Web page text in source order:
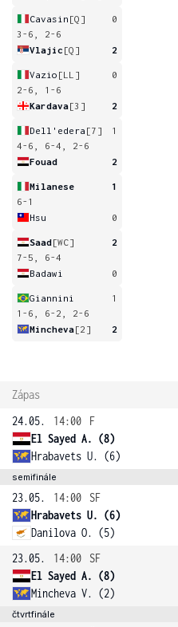
Cavasin [Q]
0
3-6, 2-6
Vlajic [Q] 2
Vazio [LL]
0
2-6, 1-6
Kardava[3] 2
Dell'edera [7]
1
4-6, 6-4, 2-6
Fouad
2
Milanese
1
6-1
Hsu
0
Saad[WC]
2
7-5, 6-4
Badawi
0
Giannini
1
1-6, 6-2, 2-6
Mincheva[2] 2
Zápas
24.05.
14:00
F
El Sayed A. (8)
Hrabavets U. (6)
semifinále
23.05. 14:00
SF
Hrabavets U. (6)
Danilova O. (5)
23.05.
14:00
SF
El Sayed A. (8)
Mincheva V. (2)
čtvrtfinále